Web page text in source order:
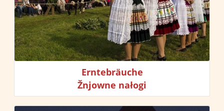
Erntebräuche
Žnjowne nałogi